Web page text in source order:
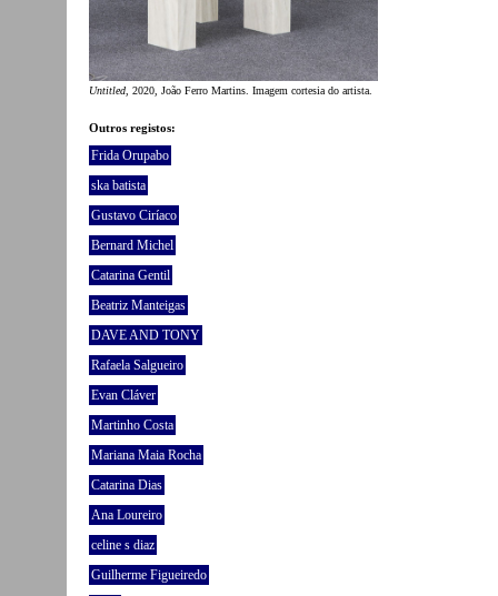
Untitled , 2020, João Ferro Martins. Imagem cortesia do artista.
Outros registos:
Frida Orupabo
ska batista
Gustavo Ciríaco
Bernard Michel
Catarina Gentil
Beatriz Manteigas
DAVE AND TONY
Rafaela Salgueiro
Evan Cláver
Martinho Costa
Mariana Maia Rocha
Catarina Dias
Ana Loureiro
celine s diaz
Guilherme Figueiredo